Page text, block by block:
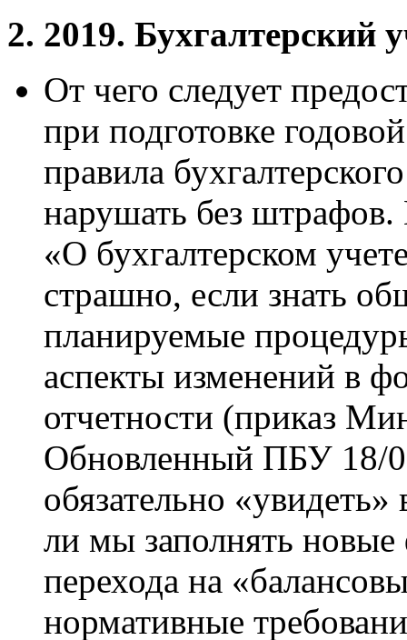
2. 2019. Бухгалтерский
От чего следует
при подготовке
правила
нарушать без штрафов.
«О бухгалтерском
страшно, если знать
планируемые
аспекты изменений в
отчетности (приказ
Обновленный ПБУ 18/
обязательно
ли мы заполнять
перехода на
нормативные